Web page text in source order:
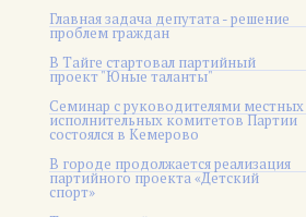
Главная задача депутата - решение
проблем граждан
В Тайге стартовал партийный
проект "Юные таланты"
Семинар с руководителями местных
исполнительных комитетов Партии
состоялся в Кемерово
В городе продолжается реализация
партийного проекта «Детский
спорт»